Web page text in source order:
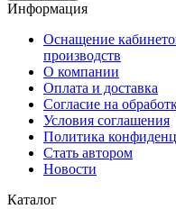
Информация
Оснащение
производств
О компании
Оплата и доставка
Согласие на
Условия соглашения
Политика
Стать автором
Новости
Каталог